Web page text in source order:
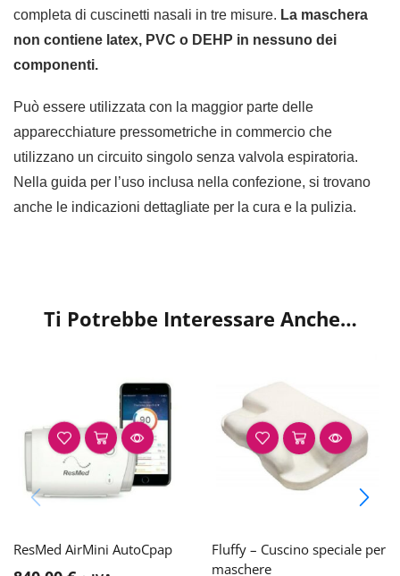
completa di cuscinetti nasali in tre misure. La maschera
non contiene latex, PVC o DEHP in nessuno dei
componenti.
Può essere utilizzata con la maggior parte delle
apparecchiature pressometriche in commercio che
utilizzano un circuito singolo senza valvola espiratoria.
Nella guida per l’uso inclusa nella confezione, si trovano
anche le indicazioni dettagliate per la cura e la pulizia.
Ti Potrebbe Interessare Anche…
ResMed AirMini AutoCpap
Fluffy – Cuscino speciale per
maschere